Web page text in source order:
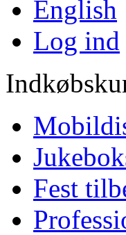
English
Log ind
Fest